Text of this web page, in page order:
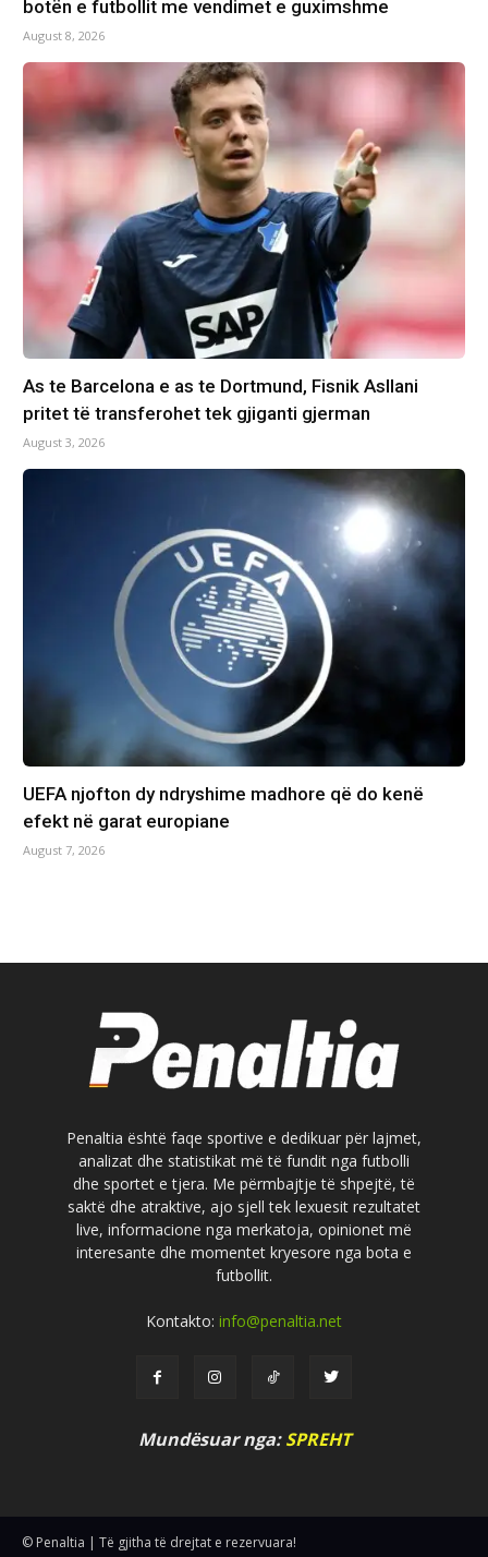
botën e futbollit me vendimet e guximshme
August 8, 2026
As te Barcelona e as te Dortmund, Fisnik Asllani
pritet të transferohet tek gjiganti gjerman
August 3, 2026
UEFA njofton dy ndryshime madhore që do kenë
efekt në garat europiane
August 7, 2026
Penaltia është faqe sportive e dedikuar për lajmet,
analizat dhe statistikat më të fundit nga futbolli
dhe sportet e tjera. Me përmbajtje të shpejtë, të
saktë dhe atraktive, ajo sjell tek lexuesit rezultatet
live, informacione nga merkatoja, opinionet më
interesante dhe momentet kryesore nga bota e
futbollit.
Kontakto: info@penaltia.net
Mundësuar nga:SPREHT
© Penaltia | Të gjitha të drejtat e rezervuara!